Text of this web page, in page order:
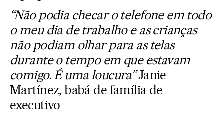
“Não podia checar o telefone em todo
o meu dia de trabalho e as crianças
não podiam olhar para as telas
durante o tempo em que estavam
comigo. É uma loucura”Janie
Martínez, babá de família de
executivo